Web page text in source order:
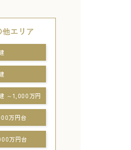
他エリア
～1,000万円
万円台
万円台